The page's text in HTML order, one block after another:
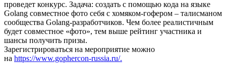
проведет конкурс. Задача: создать с помощью кода на языке
Golang совместное фото себя с хомяком-гофером – талисманом
сообщества Golang-разработчиков. Чем более реалистичным
будет совместное «фото», тем выше рейтинг участника и
шансы получить призы.
Зарегистрироваться на мероприятие можно
на https://www.gophercon-russia.ru/.